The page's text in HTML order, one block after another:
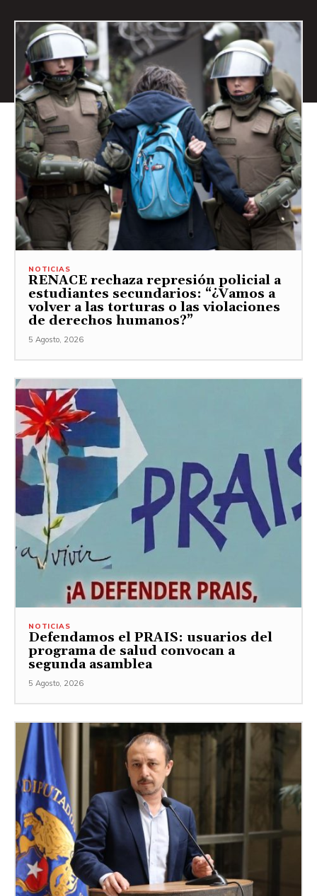
NOTICIAS
RENACE rechaza represión policial a
estudiantes secundarios: “¿Vamos a
volver a las torturas o las violaciones
de derechos humanos?”
5 Agosto, 2026
NOTICIAS
Defendamos el PRAIS: usuarios del
programa de salud convocan a
segunda asamblea
5 Agosto, 2026